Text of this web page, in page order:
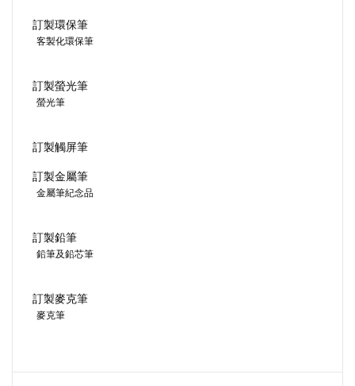
訂製環保筆
客製化環保筆
訂製螢光筆
螢光筆
訂製觸屏筆
訂製金屬筆
金屬筆紀念品
訂製鉛筆
鉛筆及鉛芯筆
訂製麥克筆
麥克筆